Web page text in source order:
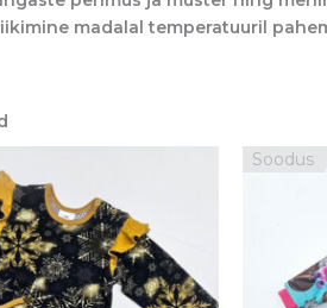
madalal temperatuuril
oli:
53,00 €.25,00 €.
Soodus